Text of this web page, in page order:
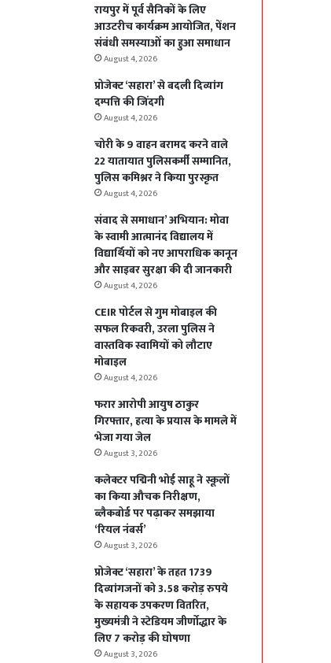
रायपुर में पूर्व सैनिकों के लिए
आउटरीच कार्यक्रम आयोजित, पेंशन
संबंधी समस्याओं का हुआ समाधान
August 4, 2026
प्रोजेक्ट ‘सहारा’ से बदली दिव्यांग
दम्पत्ति की जिंदगी
August 4, 2026
चोरी के 9 वाहन बरामद करने वाले
22 यातायात पुलिसकर्मी सम्मानित,
पुलिस कमिश्नर ने किया पुरस्कृत
August 4, 2026
संवाद से समाधान’ अभियान: मोवा
के स्वामी आत्मानंद विद्यालय में
विद्यार्थियों को नए आपराधिक कानून
और साइबर सुरक्षा की दी जानकारी
August 4, 2026
CEIR पोर्टल से गुम मोबाइल की
सफल रिकवरी, उरला पुलिस ने
वास्तविक स्वामियों को लौटाए
मोबाइल
August 4, 2026
फरार आरोपी आयुष ठाकुर
गिरफ्तार, हत्या के प्रयास के मामले में
भेजा गया जेल
August 3, 2026
कलेक्टर पद्मिनी भोई साहू ने स्कूलों
का किया औचक निरीक्षण,
ब्लैकबोर्ड पर पढ़ाकर समझाया
‘रियल नंबर्स’
August 3, 2026
प्रोजेक्ट ‘सहारा’ के तहत 1739
दिव्यांगजनों को 3.58 करोड़ रुपये
के सहायक उपकरण वितरित,
मुख्यमंत्री ने स्टेडियम जीर्णोद्धार के
लिए 7 करोड़ की घोषणा
August 3, 2026